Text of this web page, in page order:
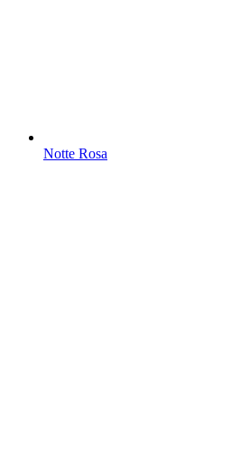
Notte Rosa